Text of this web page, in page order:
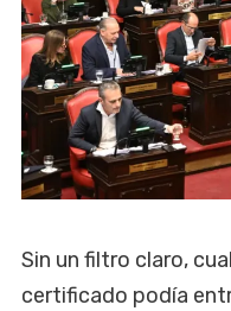
Sin un filtro claro,
certificado podía